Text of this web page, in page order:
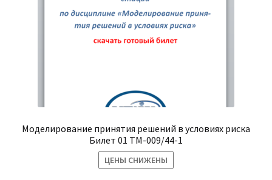
Моделирование принятия решений в условиях риска
Билет 01 ТМ-009/44-1
ЦЕНЫ СНИЖЕНЫ